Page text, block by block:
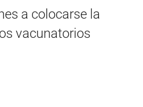
a colocarse la
vacunatorios